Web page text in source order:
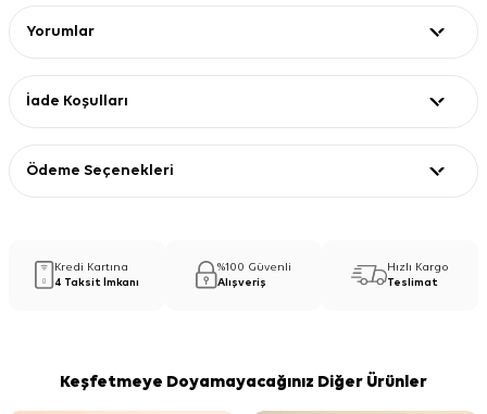
Yorumlar
İade Koşulları
Ödeme Seçenekleri
Kredi Kartına
4 Taksit İmkanı
%100 Güvenli
Alışveriş
Hızlı Kargo
Teslimat
Keşfetmeye Doyamayacağınız Diğer Ürünler